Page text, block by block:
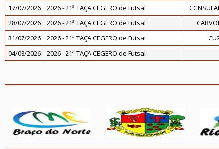
17/07/2026
2026 - 21ª TAÇA CEGERO de Futsal
28/07/2026
2026 - 21ª TAÇA CEGERO de Futsal
31/07/2026
2026 - 21ª TAÇA CEGERO de Futsal
04/08/2026
2026 - 21ª TAÇA CEGERO de Futsal